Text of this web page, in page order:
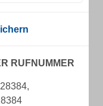
RUFNUMMER